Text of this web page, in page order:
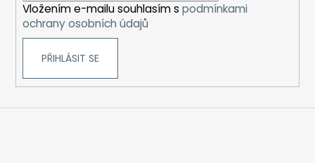
Vložením e-mailu souhlasím s podmínkami
ochrany osobních údajů
PŘIHLÁSIT SE